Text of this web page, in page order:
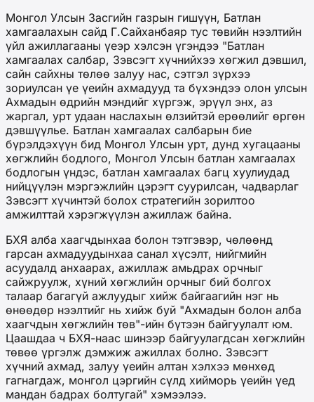
Монгол Улсын Засгийн газрын гишүүн, Батлан
хамгаалахын сайд Г.Сайханбаяр тус төвийн нээлтийн
үйл ажиллагааны үеэр хэлсэн үгэндээ "Батлан
хамгаалах салбар, Зэвсэгт хүчнийхээ хөгжил дэвшил,
сайн сайхны төлөө залуу нас, сэтгэл зүрхээ
зориулсан үе үеийн ахмадууд та бүхэндээ олон улсын
Ахмадын өдрийн мэндийг хүргэж, эрүүл энх, аз
жаргал, урт удаан наслахын өлзийтэй ерөөлийг өргөн
дэвшүүлье. Батлан хамгаалах салбарын бие
бүрэлдэхүүн бид Монгол Улсын урт, дунд хугацааны
хөгжлийн бодлого, Монгол Улсын батлан хамгаалах
бодлогын үндэс, батлан хамгаалах багц хуулиудад
нийцүүлэн мэргэжлийн цэрэгт суурилсан, чадварлаг
Зэвсэгт хүчинтэй болох стратегийн зорилтоо
амжилттай хэрэгжүүлэн ажиллаж байна.
БХЯ алба хаагчдынхаа болон тэтгэвэр, чөлөөнд
гарсан ахмадуудынхаа санал хүсэлт, нийгмийн
асуудалд анхаарах, ажиллаж амьдрах орчныг
сайжруулж, хүний хөгжлийн орчныг бий болгох
талаар багагүй ажлуудыг хийж байгаагийн нэг нь
өнөөдөр нээлтийг нь хийж буй "Ахмадын болон алба
хаагчдын хөгжлийн төв"-ийн бүтээн байгуулалт юм.
Цаашдаа ч БХЯ-наас шинээр байгуулагдсан хөгжлийн
төвөө үргэлж дэмжиж ажиллах болно. Зэвсэгт
хүчний ахмад, залуу үеийн алтан хэлхээ мөнхөд
гагнагдаж, монгол цэргийн сүлд хийморь үеийн үед
мандан бадрах болтугай" хэмээлээ.